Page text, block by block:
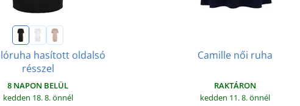
hasított oldalsó
résszel
8 NAPON BELÜL
kedden 18. 8.önnél
Camille női ruha
RAKTÁRON
kedden 11. 8.önnél